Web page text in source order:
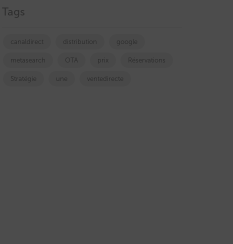
Tags
canaldirect distribution google
metasearch OTA prix Réservations
Stratégie une ventedirecte